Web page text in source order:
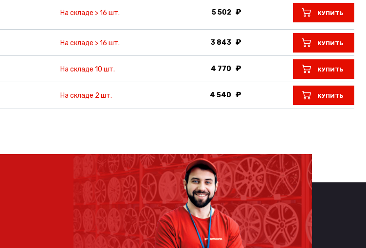
На складе > 16 шт. 5 502 КУПИТЬ
На складе > 16 шт. 3 843 КУПИТЬ
На складе 10 шт. 4 770 КУПИТЬ
На складе 2 шт. 4 540 КУПИТЬ